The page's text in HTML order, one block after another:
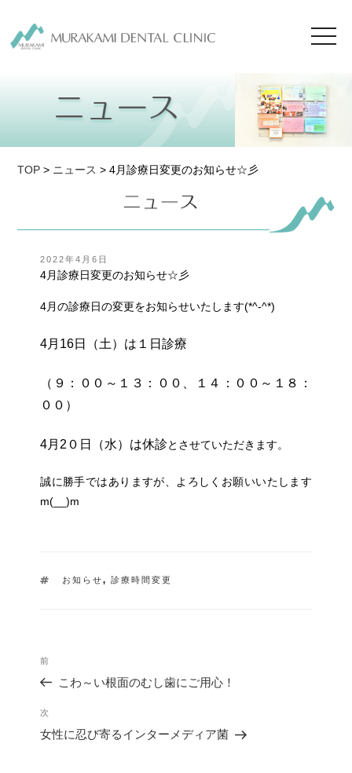
TOP > ニュース > 4月診療日変更のお知らせ☆彡
投
稿
日:
2022年4月6日
4月診療日変更のお知らせ☆彡
4月の診療日の変更をお知らせいたします(*^-^*)
4月16日（土）は１日診療
（９：００～１３：００、１４：００～１８：
００）
4月2０日（水）は休診とさせていただきます。
誠に勝手ではありますが、よろしくお願いいたします
m(__)m
タ
お知らせ, 診療時間変更
稿
ナ
ゲ
シ
過
去
投
稿
前
こわ～い根面のむし歯にご用心！
次
の
投
次
女性に忍び寄るインターメディア菌